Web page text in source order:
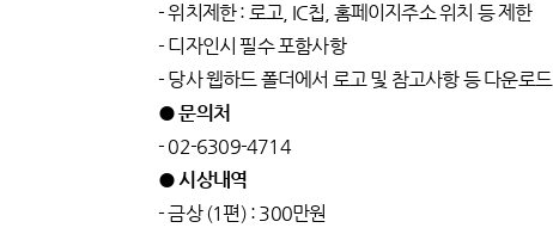
- 위치제한 : 로고, IC칩, 홈페이지주소 위치 등 제한
- 디자인시 필수 포함사항
- 당사 웹하드 폴더에서 로고 및 참고사항 등 다운로드
● 문의처
- 02-6309-4714
● 시상내역
- 금상 (1편) : 300만원